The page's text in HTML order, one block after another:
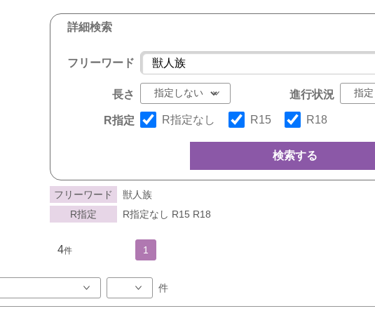
詳細検索
フリーワード
長さ 進行状況
R指定 R指定なし R15 R18
検索する
フリーワード
獣人族
R指定
R指定なし R15 R18
4件 1
件